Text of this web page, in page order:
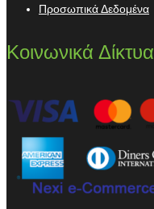
Προσωπικά Δεδομένα
Κοινωνικά Δίκτυα